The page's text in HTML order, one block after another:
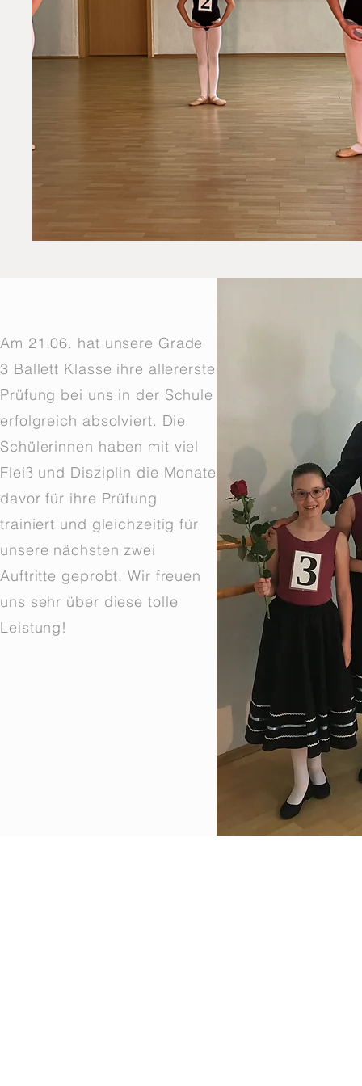
Am 21.06. hat unsere Grade
3 Ballett Klasse ihre allererste
Prüfung bei uns in der Schule
erfolgreich absolviert. Die
Schülerinnen haben mit viel
Fleiß und Disziplin die Monate
davor für ihre Prüfung
trainiert und gleichzeitig für
unsere nächsten zwei
Auftritte geprobt. Wir freuen
uns sehr über diese tolle
Leistung!